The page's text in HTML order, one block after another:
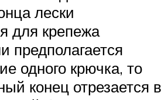
лески
для крепежа
предполагается
одного крючка, то
конец отрезается в